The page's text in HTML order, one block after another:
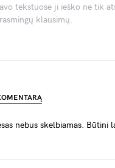
tekstuose ji ieško ne tik
klausimų.
nebus skelbiamas. Būtini